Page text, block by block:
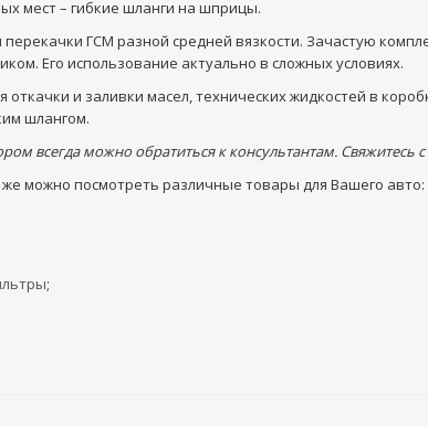
мест – гибкие шланги на шприцы.
перекачки ГСМ разной средней вязкости. Зачастую
Его использование актуально в сложных условиях.
и заливки масел, технических жидкостей в
шлангом.
всегда можно обратиться к консультантам. Свяжитесь
же можно посмотреть различные товары для Вашего авто:
;